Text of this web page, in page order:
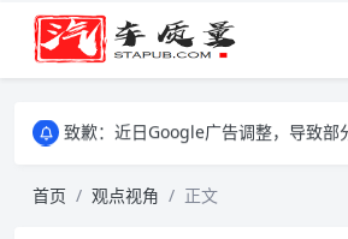
致歉：近日Google广告调整，导致部分广告遮挡页面，严重影响大家访问体验，将
致歉：近日Google广告调整，导致部分广告遮挡页面，严重影响大家访问体验，将
首页 观点视角 正文